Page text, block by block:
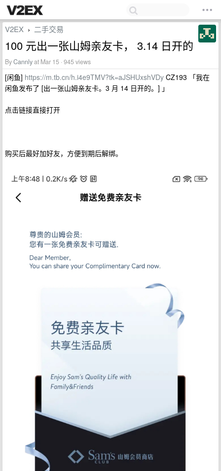
V2EX › 二手交易
100 元出一张山姆亲友卡， 3.14 日开的
ByCannlyat Mar 15 · 945 views
[闲鱼] https://m.tb.cn/h.i4e9TMV?tk=aJSHUxshVDy CZ193 「我在
闲鱼发布了 [出一张山姆亲友卡。3 月 14 日开的。] 」
点击链接直接打开
购买后最好加好友，方便到期后解绑。